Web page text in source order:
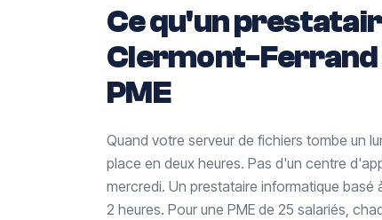
Ce qu'un
Clermont-
PME
Quand votre serveur de fichiers tombe un
place en deux heures. Pas d'un centre
mercredi. Un prestataire informatique basé
2 heures. Pour une PME de 25 salariés,